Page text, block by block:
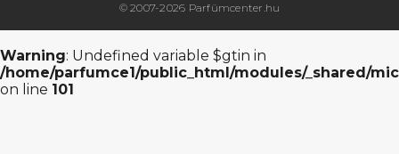
© 2007-2026 Parfümcenter.hu
Warning: Undefined variable $gtin in
/home/parfumce1/public_html/modules/_shared/
on line 101